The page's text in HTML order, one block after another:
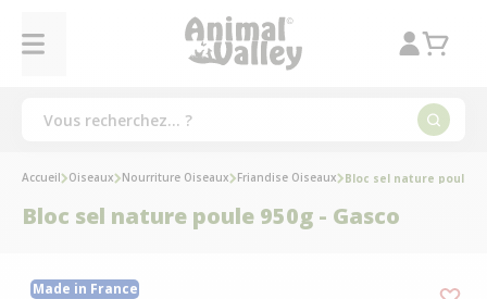
Accueil Oiseaux Nourriture Oiseaux Friandise Oiseaux Bloc sel nature poule
Bloc sel nature poule 950g - Gasco
Made in France